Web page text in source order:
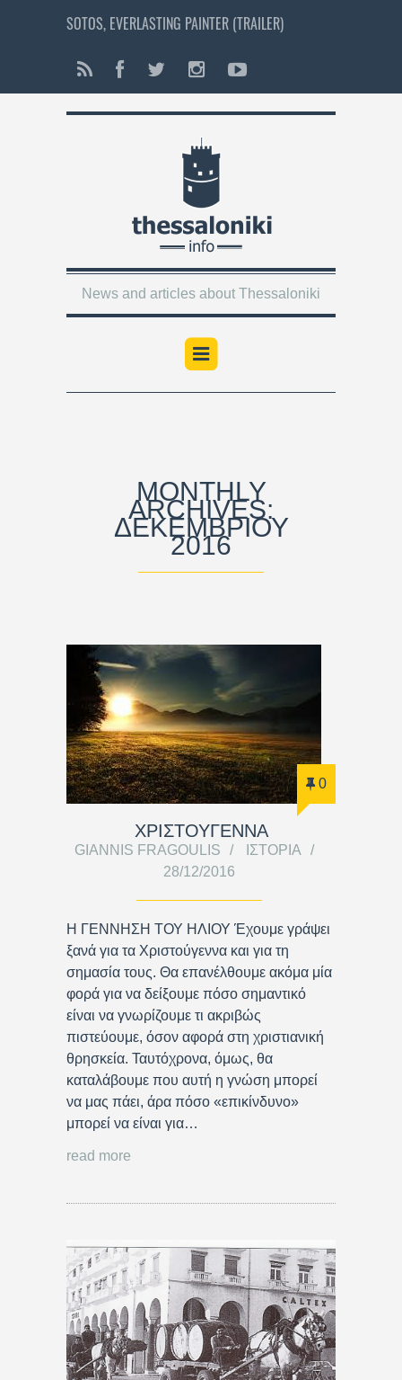
SOTOS, EVERLASTING PAINTER (TRAILER)
News and articles about Thessaloniki
MONTHLY
ARCHIVES:
ΔΕΚΕΜΒΡΊΟΥ
2016
0
ΧΡΙΣΤΟΥΓΕΝΝΑ
GIANNIS FRAGOULIS
ΙΣΤΟΡΊΑ
28/12/2016
Η ΓΕΝΝΗΣΗ ΤΟΥ ΗΛΙΟΥ Έχουμε γράψει
ξανά για τα Χριστούγεννα και για τη
σημασία τους. Θα επανέλθουμε ακόμα μία
φορά για να δείξουμε πόσο σημαντικό
είναι να γνωρίζουμε τι ακριβώς
πιστεύουμε, όσον αφορά στη χριστιανική
θρησκεία. Ταυτόχρονα, όμως, θα
καταλάβουμε που αυτή η γνώση μπορεί
να μας πάει, άρα πόσο «επικίνδυνο»
μπορεί να είναι για…
read more